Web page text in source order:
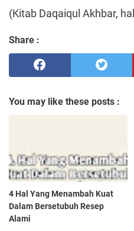
(Kitab Daqaiqul Akhbar,
Share :
You may like these posts :
4 Hal Yang Menambah Kuat
Dalam Bersetubuh Resep
Alami